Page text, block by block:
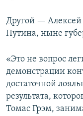
Другой —
Путина, ныне
«Это не вопрос
демонстрации
достаточной
результата,
Томас Грэм,